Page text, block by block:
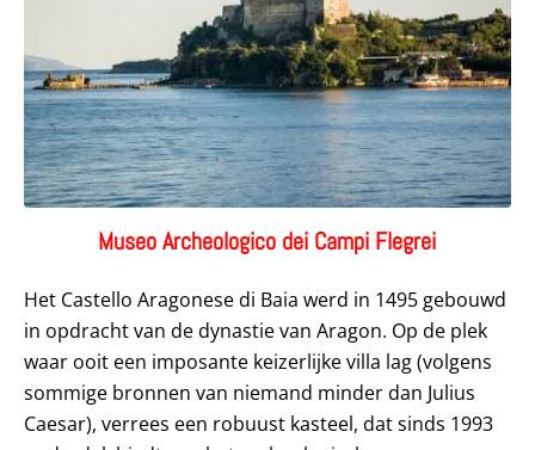
Museo Archeologico dei Campi Flegrei
Het Castello Aragonese di Baia werd in 1495 gebouwd
in opdracht van de dynastie van Aragon. Op de plek
waar ooit een imposante keizerlijke villa lag (volgens
sommige bronnen van niemand minder dan Julius
Caesar), verrees een robuust kasteel, dat sinds 1993